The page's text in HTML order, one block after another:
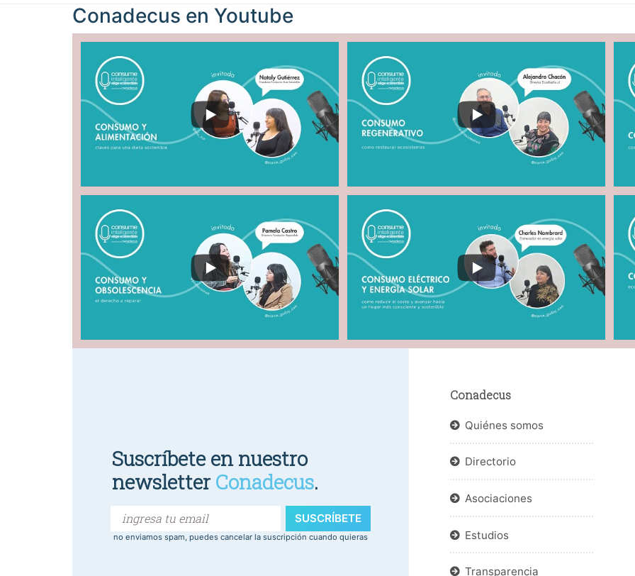
Conadecus en Youtube
Suscríbete en nuestro
newsletterConadecus.
SUSCRÍBETE
no enviamos spam, puedes cancelar la suscripción cuando quieras
Conadecus
Quiénes somos
Directorio
Asociaciones
Estudios
Transparencia